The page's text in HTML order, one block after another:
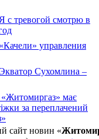
с тревогой смотрю в
управления
Сухомлина –
має
за переплачений
сайт новин «